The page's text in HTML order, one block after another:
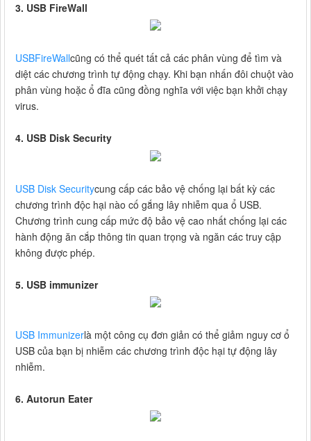
3. USB FireWall
USBFireWallcũng có thể quét tất cả các phân vùng để tìm và
diệt các chương trình tự động chạy. Khi bạn nhấn đôi chuột vào
phân vùng hoặc ổ đĩa cũng đồng nghĩa với việc bạn khởi chạy
virus.
4. USB Disk Security
USB Disk Securitycung cấp các bảo vệ chống lại bất kỳ các
chương trình độc hại nào cố gắng lây nhiễm qua ổ USB.
Chương trình cung cấp mức độ bảo vệ cao nhất chống lại các
hành động ăn cắp thông tin quan trọng và ngăn các truy cập
không được phép.
5. USB immunizer
USB Immunizerlà một công cụ đơn giản có thể giảm nguy cơ ổ
USB của bạn bị nhiễm các chương trình độc hại tự động lây
nhiễm.
6. Autorun Eater